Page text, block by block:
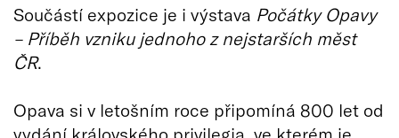
Součástí expozice je i výstava Počátky Opavy
– Příběh vzniku jednoho z nejstarších měst
ČR.
Opava si v letošním roce připomíná 800 let od
vydání královského privilegia, ve kterém je